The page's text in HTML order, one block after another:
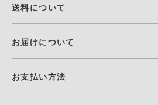
送料について
お届けについて
お支払い方法